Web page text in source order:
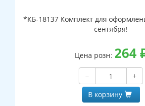
*КБ-18137 Комплект для
сентября!
Цена розн: 264
−
+
В корзину